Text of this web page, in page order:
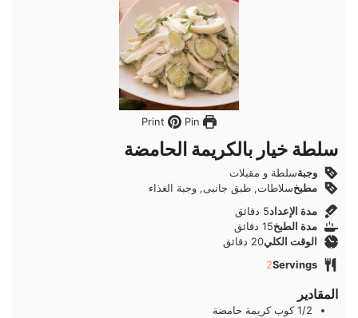
Pin
سلطة خيار بالكريمة الحامضة
وجبةسلطة و مقبلات
مطبخسلاطات, طبق جانبى, وجبة الغذاء
مدة الإعداد5 دقائق
دقائق
مدة الطبخ15دقائق
دقائق
الوقت الكلي20 دقائق
دقائق
Servings
2
المقادير
1/2 كوب كريمة حامضة